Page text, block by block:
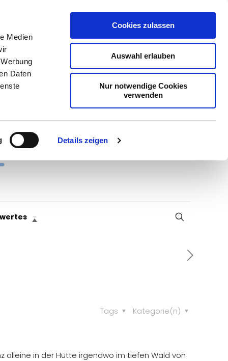
Medien
Daten
Details zeigen
Cookies zulassen
Auswahl erlauben
Nur notwendige Cookies
verwenden
Kategorie(n)
Tags
in der Hütte irgendwo im tiefen Wald von